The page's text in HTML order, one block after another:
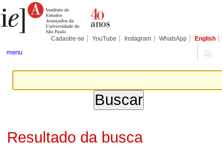
para
conteúdo.
Pessoais
Cadastre-se YouTube Instagram WhatsApp English
menu
Resultado da busca